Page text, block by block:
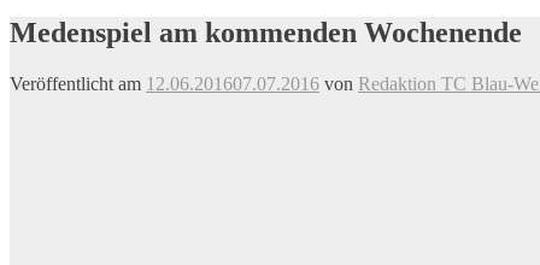
Medenspiel am kommenden Wochenende
Veröffentlicht am 12.06.201607.07.2016 von Redaktion TC Blau-